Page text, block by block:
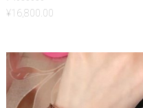
¥16,800.00